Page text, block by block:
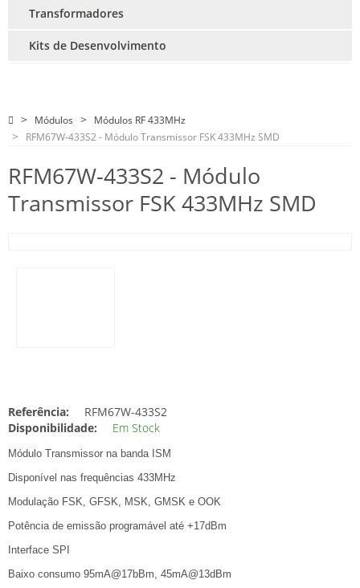
Transformadores
Kits de Desenvolvimento
Módulos
Módulos RF 433MHz
RFM67W-433S2 - Módulo Transmissor FSK 433MHz SMD
RFM67W-433S2 - Módulo
Transmissor FSK 433MHz SMD
Referência:
RFM67W-433S2
Disponibilidade:
Em Stock
Módulo Transmissor na banda ISM
Disponível nas frequências 433MHz
Modulação FSK, GFSK, MSK, GMSK e OOK
Potência de emissão programável até +17dBm
Interface SPI
Baixo consumo 95mA@17bBm, 45mA@13dBm